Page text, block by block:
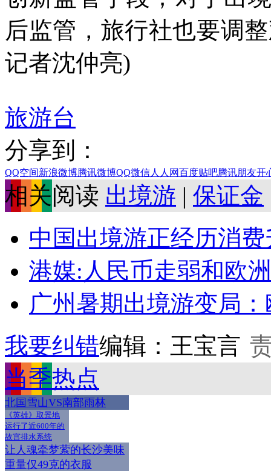
后监管，旅行社也要调
记者沈仲亮)
旅游台
分享到：
QQ空间新浪微博腾讯微博QQ微信人人网百度贴吧腾讯朋友开
相关阅读 出境游 | 保证金
中国出境游正经历消
港媒:人民币走弱和欧
广州暑期出境游变局
我要纠错编辑：王宝言
当季热点
北国雪山VS南部雨林
《英雄》取景地
运行了近600年的
故宫排水系统
让人魂牵梦萦的长沙美味
重量仅49克的衣服